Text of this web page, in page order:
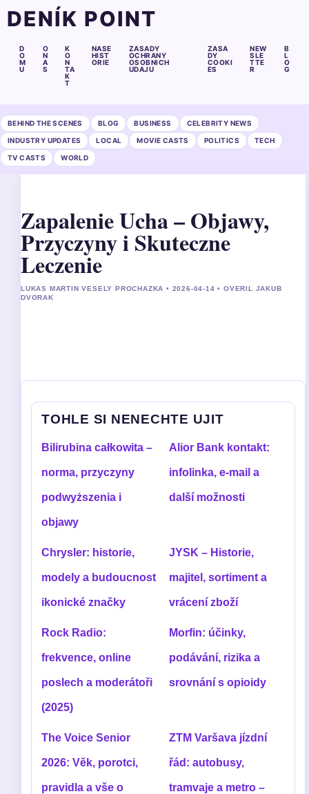
DENÍK POINT
D
O
M
U
O
N
A
S
K
O
N
TA
K
T
NASE
HIST
ORIE
ZASADY
OCHRANY
OSOBNICH
UDAJU
ZASA
DY
COOKI
ES
NEW
SLE
TTE
R
B
L
O
G
BEHIND THE SCENES BLOG BUSINESS CELEBRITY NEWS
INDUSTRY UPDATES LOCAL MOVIE CASTS POLITICS TECH
TV CASTS WORLD
Zapalenie Ucha – Objawy,
Przyczyny i Skuteczne
Leczenie
LUKAS MARTIN VESELY PROCHAZKA • 2026-04-14 • OVERIL JAKUB
DVORAK
TOHLE SI NENECHTE UJIT
Bilirubina całkowita –
norma, przyczyny
podwyższenia i
objawy
Alior Bank kontakt:
infolinka, e-mail a
další možnosti
Chrysler: historie,
modely a budoucnost
ikonické značky
JYSK – Historie,
majitel, sortiment a
vrácení zboží
Rock Radio:
frekvence, online
poslech a moderátoři
(2025)
Morfin: účinky,
podávání, rizika a
srovnání s opioidy
The Voice Senior
2026: Věk, porotci,
pravidla a vše o
ZTM Varšava jízdní
řád: autobusy,
tramvaje a metro –